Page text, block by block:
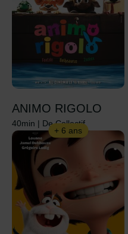
ANIMO RIGOLO
40min | De Collectif
+ 6 ans